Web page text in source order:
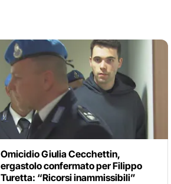
Omicidio Giulia Cecchettin,
ergastolo confermato per Filippo
Turetta: “Ricorsi inammissibili”